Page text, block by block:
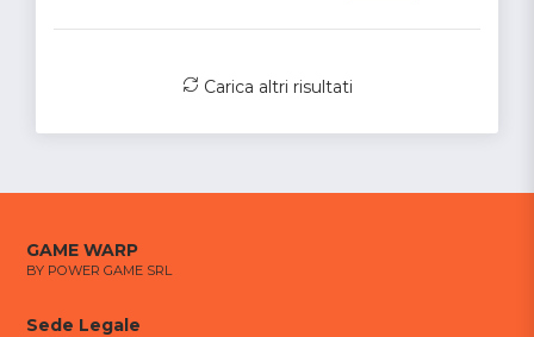
Carica altri risultati
GAME WARP
BY POWER GAME SRL
Sede Legale